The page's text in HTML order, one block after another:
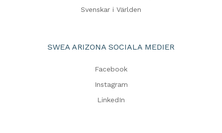
Svenskar i Världen
SWEA ARIZONA SOCIALA MEDIER
Facebook
Instagram
LinkedIn